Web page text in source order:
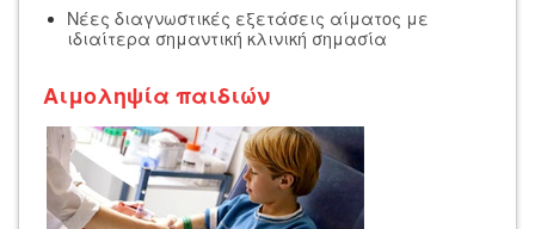
Νέες διαγνωστικές εξετάσεις αίματος με
ιδιαίτερα σημαντική κλινική σημασία
Αιμοληψία παιδιών